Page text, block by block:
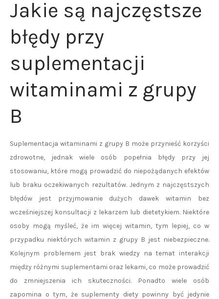
Jakie są najczęstsze
błędy przy
suplementacji
witaminami z grupy
B
Suplementacja witaminami z grupy B może przynieść korzyści
zdrowotne, jednak wiele osób popełnia błędy przy jej
stosowaniu, które mogą prowadzić do niepożądanych efektów
lub braku oczekiwanych rezultatów. Jednym z najczęstszych
błędów jest przyjmowanie dużych dawek witamin bez
wcześniejszej konsultacji z lekarzem lub dietetykiem. Niektóre
osoby mogą myśleć, że im więcej witamin, tym lepiej, co w
przypadku niektórych witamin z grupy B jest niebezpieczne.
Kolejnym problemem jest brak wiedzy na temat interakcji
między różnymi suplementami oraz lekami, co może prowadzić
do zmniejszenia ich skuteczności. Ponadto wiele osób
zapomina o tym, że suplementy diety powinny być jedynie